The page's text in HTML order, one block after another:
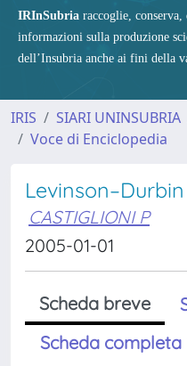
IRInSubria raccoglie, conserva,
informazioni sulla produzione
dell’Insubria anche ai fini della
IRIS SIARI UNINSUBRIA
Voce di Enciclopedia
CASTIGLIONI P
2005-01-01
Scheda breve
Scheda completa